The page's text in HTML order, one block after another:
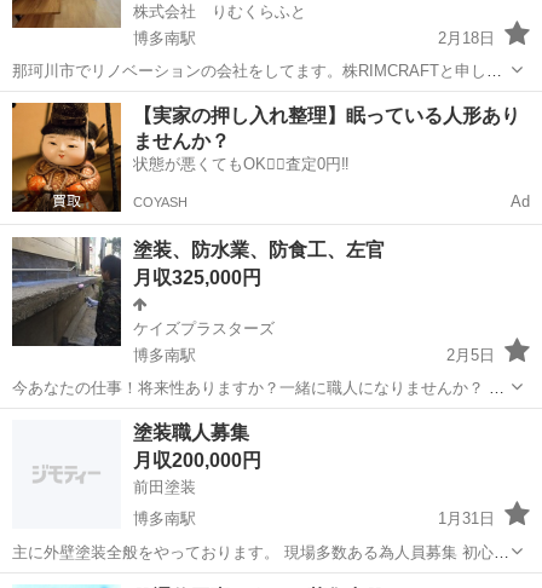
株式会社 りむくらふと
博多南駅
2月18日
那珂川市でリノベーションの会社をしてます。株RIMCRAFTと申しま
す。この度事業拡大の為、営業、工務、事務員を募集いたします。将
来、リノベーションやリフォームで独立したい方や、知識を学びたい
方、などやる気がある方を募集いた...
福岡 那珂川市 博多南駅 営業 社員募集
【実家の押し入れ整理】眠っている人形あり
ませんか？
状態が悪くてもOK🙆‍♀️査定0円‼️
COYASH Ad
塗装、防水業、防食工、左官
月収325,000円
ケイズプラスターズ
博多南駅
2月5日
今あなたの仕事！将来性ありますか？一緒に職人になりませんか？ 笑
いのたえない職場です、(^o^)/ 経験者、見習い募集！給料は日給月給で
す、7000円〜13000円 年齢の制限はありませんがまずわご連絡くださ
い。 営...
筑紫郡 博多南駅
塗装職人募集
月収200,000円
前田塗装
博多南駅
1月31日
主に外壁塗装全般をやっております。 現場多数ある為人員募集 初心者
から職人まで歓迎 男女年齢問わず 若い方は大歓迎